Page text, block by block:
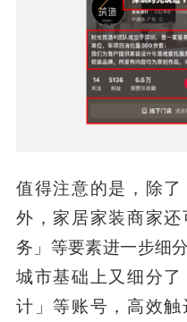
值得注意的是，除
外，家居家装商家
务」等要素进一步细
城市基础上又细分
计」等账号，高效